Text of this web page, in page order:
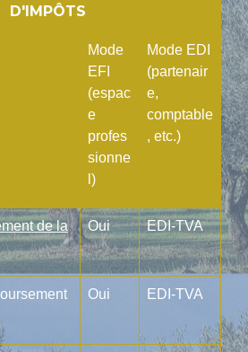
D'IMPÔTS
Mode
EFI
(espac
e
profes
sionne
l)
Mode EDI
(partenair
e,
comptable
, etc.)
de la
Oui EDI-TVA
Oui EDI-TVA